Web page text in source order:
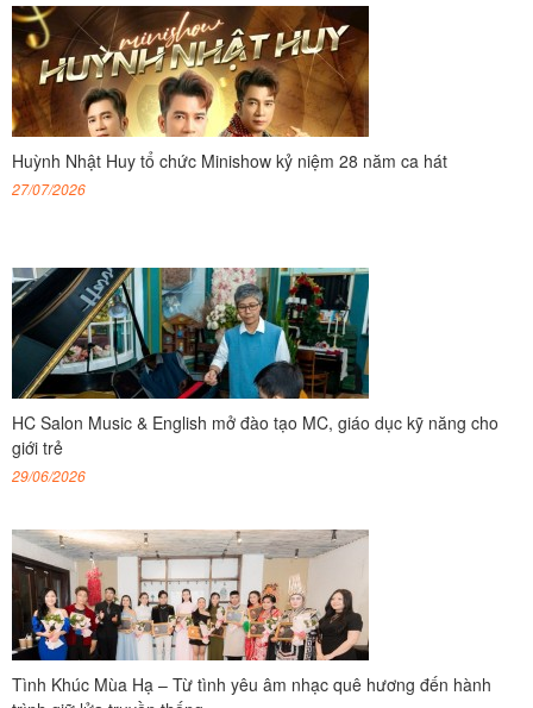
Huỳnh Nhật Huy tổ chức Minishow kỷ niệm 28 năm ca hát
27/07/2026
HC Salon Music & English mở đào tạo MC, giáo dục kỹ năng cho
giới trẻ
29/06/2026
Tình Khúc Mùa Hạ – Từ tình yêu âm nhạc quê hương đến hành